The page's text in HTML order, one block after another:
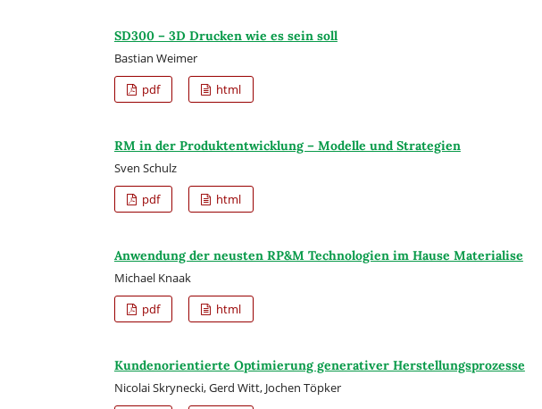
SD300 – 3D Drucken wie es sein soll
Bastian Weimer
pdf
html
RM in der Produktentwicklung – Modelle und Strategien
Sven Schulz
pdf
html
Anwendung der neusten RP&M Technologien im Hause Materialise
Michael Knaak
pdf
html
Kundenorientierte Optimierung generativer Herstellungsprozesse
Nicolai Skrynecki, Gerd Witt, Jochen Töpker